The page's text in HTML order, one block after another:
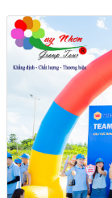
bãi